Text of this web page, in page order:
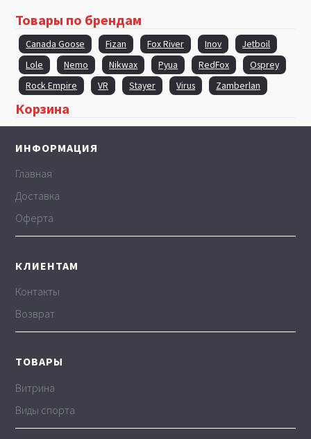
Товары по брендам
Canada Goose Fizan Fox River Inov
Jetboil
Lole
Nemo Nikwax Pyua RedFox
Osprey
Rock Empire
VR Stayer Virus Zamberlan
Корзина
ИНФОРМАЦИЯ
Главная
Доставка
Оферта
КЛИЕНТАМ
Контакты
Возврат
ТОВАРЫ
Витрина
Виды спорта